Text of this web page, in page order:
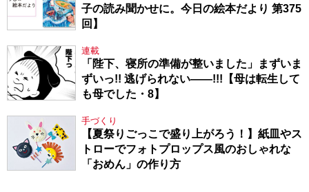
子の読み聞かせに。今日の絵本だより 第375
回】
連載
「陛下、寝所の準備が整いました」まずいま
ずいっ!! 逃げられない――!!!【母は転生して
も母でした・8】
手づくり
【夏祭りごっこで盛り上がろう！】紙皿やス
トローでフォトプロップス風のおしゃれな
「おめん」の作り方